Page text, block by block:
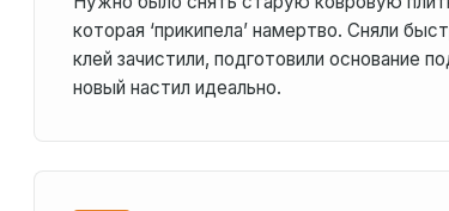
которая ‘прикипела’ намертво. Сняли
клей зачистили, подготовили основание
новый настил идеально.